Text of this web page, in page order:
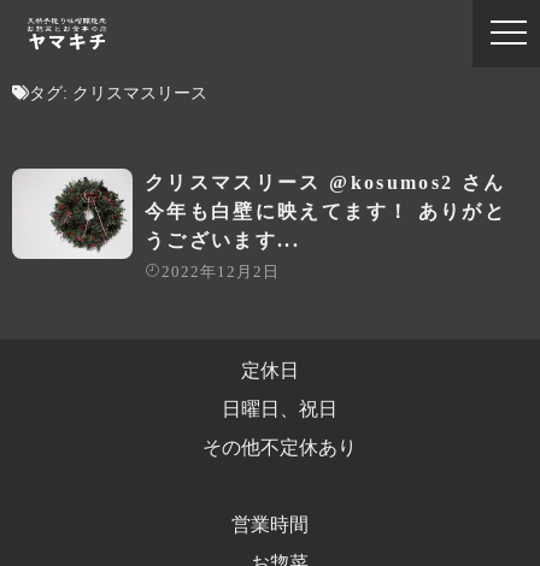
タグ: クリスマスリース
クリスマスリース @kosumos2 さん
今年も白壁に映えてます！ ありがと
うございます...
2022年12月2日
定休日
日曜日、祝日
その他不定休あり
営業時間